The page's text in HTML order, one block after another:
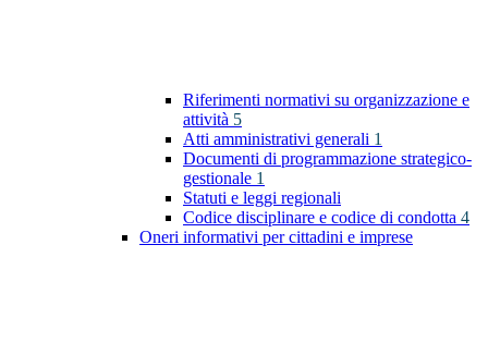
Riferimenti normativi su organizzazione e
attività 5
Atti amministrativi generali 1
Documenti di programmazione strategico-
gestionale 1
Statuti e leggi regionali
Codice disciplinare e codice di condotta 4
Oneri informativi per cittadini e imprese